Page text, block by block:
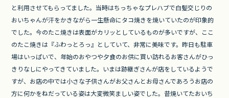
と利用させてもらってました。当時はちっちゃなプレハブで白髪交じりの
おいちゃんが汗をかきながら一生懸命にタコ焼きを焼いていたのが印象的
でした。今のたこ焼きは表面がカリッとしているものが多いですが、ここ
のたこ焼きは『ふわっとろっ』としていて、非常に美味です。昨日も駐車
場はいっぱいで、年始のおやつや夕食のお供に買い訪れるお客さんがひっ
きりなしにやってきていました。いまは跡継ぎさんが店をしているようで
すが、お店の中では小さな子供さんがお父さんとお母さんであろうお店の
方に何かをねだっている姿は大変微笑ましい姿でした。昔焼いてたおいち